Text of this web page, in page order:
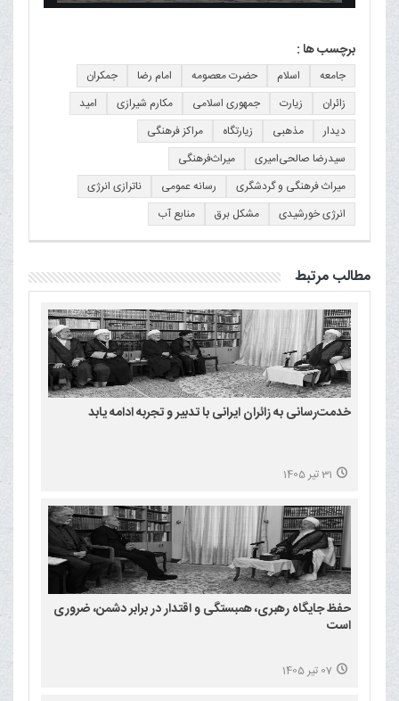
برچسب ها :
جامعه اسلام حضرت معصومه امام رضا
جمکران
زائران
زیارت جمهوری اسلامی مکارم شیرازی
امید
دیدار
مذهبی زیارتگاه
مراکز فرهنگی
سیدرضا صالحی‌امیری
میراث‌فرهنگی
میراث فرهنگی و گردشگری
رسانه عمومی
ناترازی انرژی
انرژی خورشیدی
مشکل برق منابع آب
مطالب مرتبط
خدمت‌رسانی به زائران ایرانی با تدبیر و تجربه ادامه یابد
31 تیر 1405
حفظ جایگاه رهبری، همبستگی و اقتدار در برابر دشمن، ضروری
است
07 تیر 1405